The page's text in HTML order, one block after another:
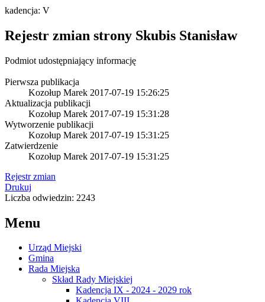
kadencja: V
Rejestr zmian strony Skubis Stanisław
Podmiot udostępniający informację
Pierwsza publikacja
Kozołup Marek 2017-07-19 15:26:25
Aktualizacja publikacji
Kozołup Marek 2017-07-19 15:31:28
Wytworzenie publikacji
Kozołup Marek 2017-07-19 15:31:25
Zatwierdzenie
Kozołup Marek 2017-07-19 15:31:25
Rejestr zmian
Drukuj
Liczba odwiedzin: 2243
Menu
Urząd Miejski
Gmina
Rada Miejska
Skład Rady Miejskiej
Kadencja IX - 2024 - 2029 rok